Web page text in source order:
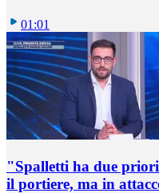
01:01
"Spalletti ha due
il portiere, ma in